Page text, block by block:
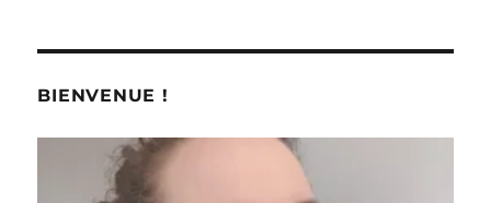
Chanel,
publications
ANT
BIENVENUE !